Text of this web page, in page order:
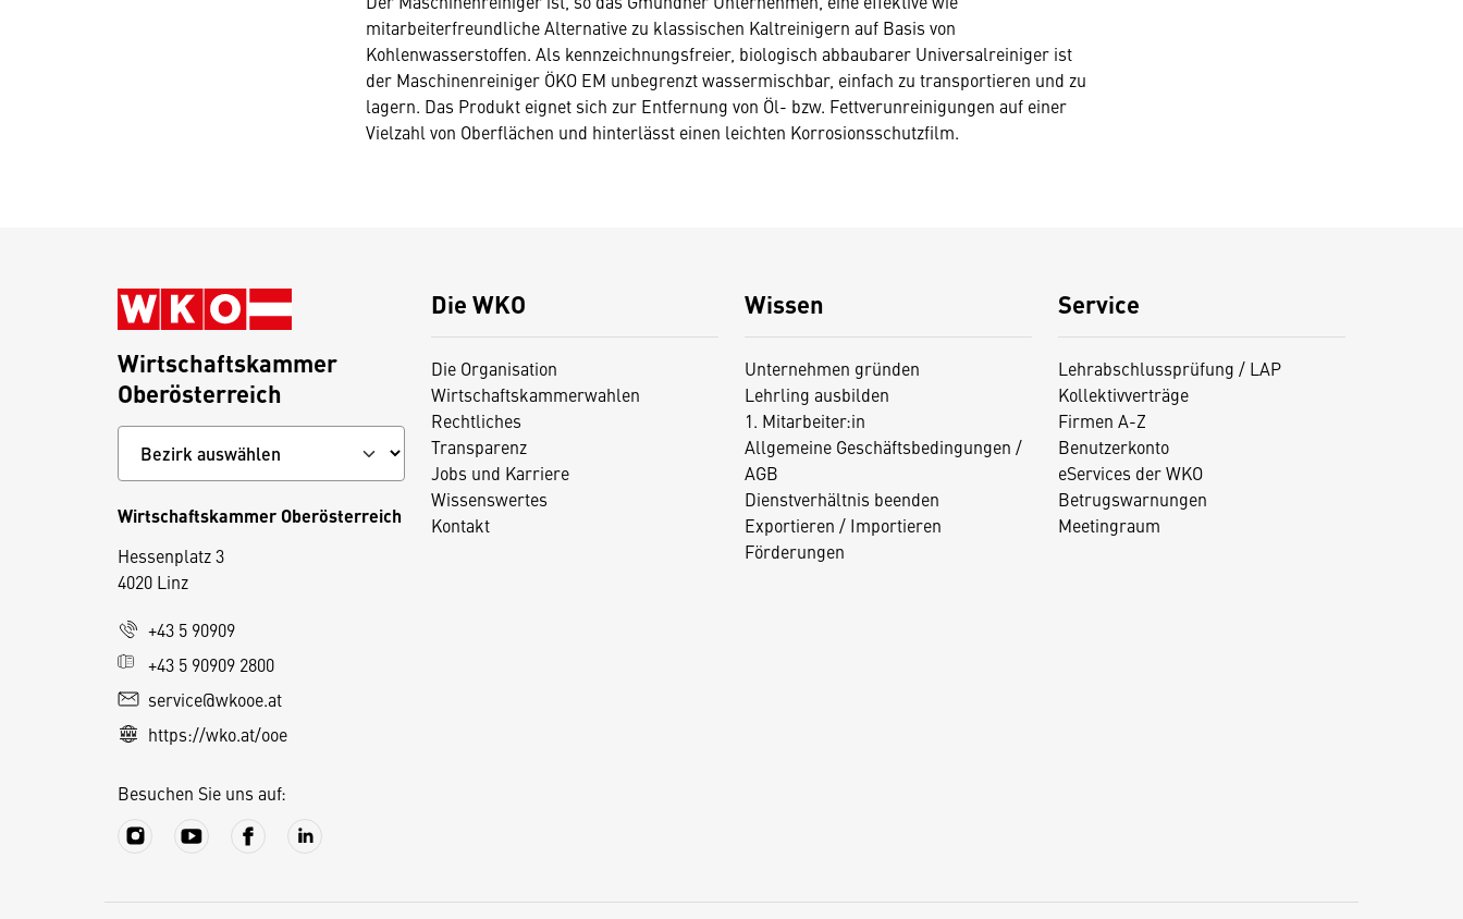
mitarbeiterfreundliche Alternative zu klassischen Kaltreinigern auf Basis von
Kohlenwasserstoffen. Als kennzeichnungsfreier, biologisch abbaubarer Universalreiniger ist
der Maschinenreiniger ÖKO EM unbegrenzt wassermischbar, einfach zu transportieren und zu
lagern. Das Produkt eignet sich zur Entfernung von Öl- bzw. Fettverunreinigungen auf einer
Vielzahl von Oberflächen und hinterlässt einen leichten Korrosionsschutzfilm.
Die WKO
Die Organisation
Wirtschaftskammerwahlen
Rechtliches
Transparenz
Jobs und Karriere
Wissenswertes
Kontakt
Wissen
Unternehmen gründen
Lehrling ausbilden
1. Mitarbeiter:in
Allgemeine Geschäftsbedingungen /
AGB
Dienstverhältnis beenden
Exportieren / Importieren
Förderungen
Service
Lehrabschlussprüfung / LAP
Kollektivverträge
Firmen A-Z
Benutzerkonto
eServices der WKO
Betrugswarnungen
Meetingraum
Wirtschaftskammer
Oberösterreich
Wirtschaftskammer Oberösterreich
Hessenplatz 3
4020 Linz
+43 5 90909
+43 5 90909 2800
service@wkooe.at
https://wko.at/ooe
Besuchen Sie uns auf: